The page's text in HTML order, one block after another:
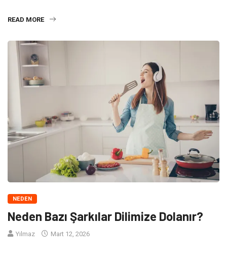
READ MORE
NEDEN
Neden Bazı Şarkılar Dilimize Dolanır?
Yılmaz Mart 12, 2026